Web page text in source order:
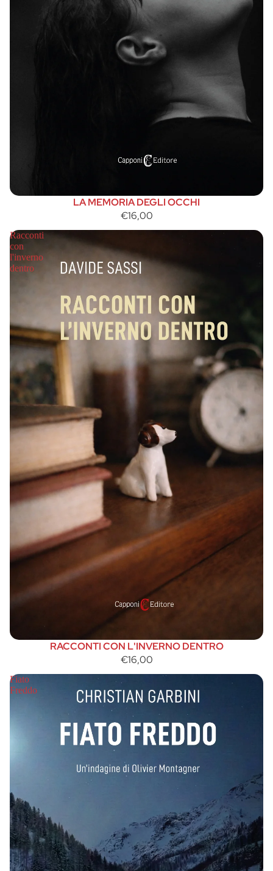
LA MEMORIA DEGLI OCCHI
€16,00
Racconti
con
l'inverno
dentro
RACCONTI CON L'INVERNO DENTRO
€16,00
Fiato
Freddo